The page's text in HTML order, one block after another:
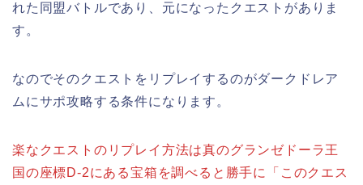
れた同盟バトルであり、元になったクエストがありま
す。
なのでそのクエストをリプレイするのがダークドレア
ムにサポ攻略する条件になります。
楽なクエストのリプレイ方法は真のグランゼドーラ王
国の座標D-2にある宝箱を調べると勝手に「このクエス